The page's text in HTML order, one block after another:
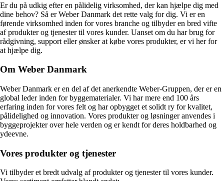
Er du på udkig efter en pålidelig virksomhed, der kan hjælpe dig med
dine behov? Så er Weber Danmark det rette valg for dig. Vi er en
førende virksomhed inden for vores branche og tilbyder en bred vifte
af produkter og tjenester til vores kunder. Uanset om du har brug for
rådgivning, support eller ønsker at købe vores produkter, er vi her for
at hjælpe dig.
Om Weber Danmark
Weber Danmark er en del af det anerkendte Weber-Gruppen, der er en
global leder inden for byggematerialer. Vi har mere end 100 års
erfaring inden for vores felt og har opbygget et solidt ry for kvalitet,
pålidelighed og innovation. Vores produkter og løsninger anvendes i
byggeprojekter over hele verden og er kendt for deres holdbarhed og
ydeevne.
Vores produkter og tjenester
Vi tilbyder et bredt udvalg af produkter og tjenester til vores kunder.